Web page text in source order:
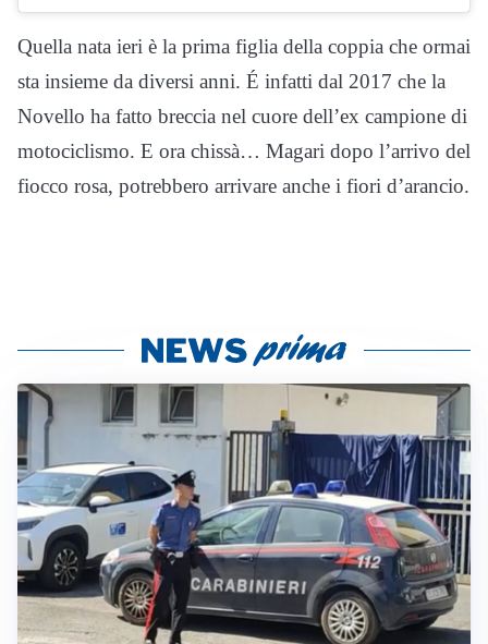
Quella nata ieri è la prima figlia della coppia che ormai
sta insieme da diversi anni. É infatti dal 2017 che la
Novello ha fatto breccia nel cuore dell’ex campione di
motociclismo. E ora chissà… Magari dopo l’arrivo del
fiocco rosa, potrebbero arrivare anche i fiori d’arancio.